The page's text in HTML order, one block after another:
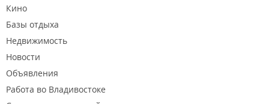
Кино
Базы отдыха
Недвижимость
Новости
Объявления
Работа во Владивостоке